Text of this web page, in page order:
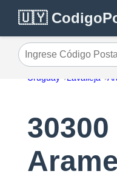
🇺🇾
Ingrese Código Postal
Uruguay Lavalleja
30300